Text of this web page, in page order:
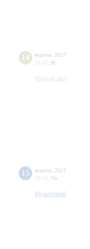
14 марта
2027
15:00 Вс
Малый зал
15 марта
2027
18:00 Пн
Музиторий